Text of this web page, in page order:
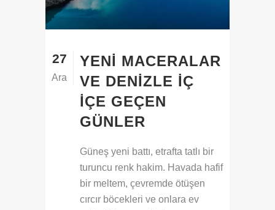
27
Ara
YENI MACERALAR
VE DENIZLE İÇ
İÇE GEÇEN
GÜNLER
Güneş yeni battı, etrafta tatlı bir
turuncu renk hakim. Havada hafif
bir meltem, çevremde ötüşen
cırcır böcekleri ve onlara ev